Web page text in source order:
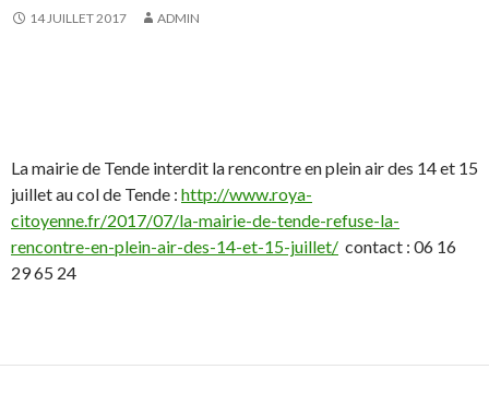
14 JUILLET 2017 ADMIN
La mairie de Tende interdit la rencontre en plein air des 14 et 15
juillet au col de Tende : http://www.roya-
citoyenne.fr/2017/07/la-mairie-de-tende-refuse-la-
rencontre-en-plein-air-des-14-et-15-juillet/ contact : 06 16
29 65 24